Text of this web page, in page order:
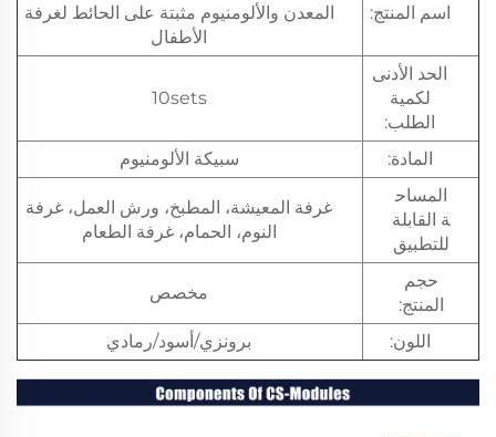
اسم المنتج:
المعدن والألومنيوم مثبتة على الحائط لغرفة
الأطفال
الحد الأدنى
لكمية
الطلب:
10sets
المادة:
سبيكة الألومنيوم
المساح
ة القابلة
للتطبيق
غرفة المعيشة، المطبخ، ورش العمل، غرفة
النوم، الحمام، غرفة الطعام
حجم
المنتج:
مخصص
اللون: برونزي/أسود/رمادي